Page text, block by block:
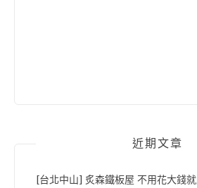
近期文章
[台北中山] 炙森鐵板屋 不用花大錢